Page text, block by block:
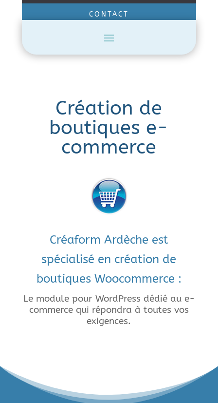
CONTACT
Création de
boutiques e-
commerce
Créaform Ardèche est
spécialisé en création de
boutiques Woocommerce :
Le module pour WordPress dédié au e-
commerce qui répondra à toutes vos
exigences.